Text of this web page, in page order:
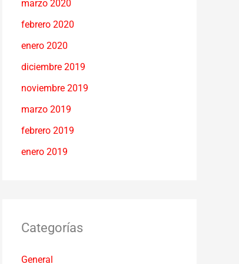
marzo 2020
febrero 2020
enero 2020
diciembre 2019
noviembre 2019
marzo 2019
febrero 2019
enero 2019
Categorías
General